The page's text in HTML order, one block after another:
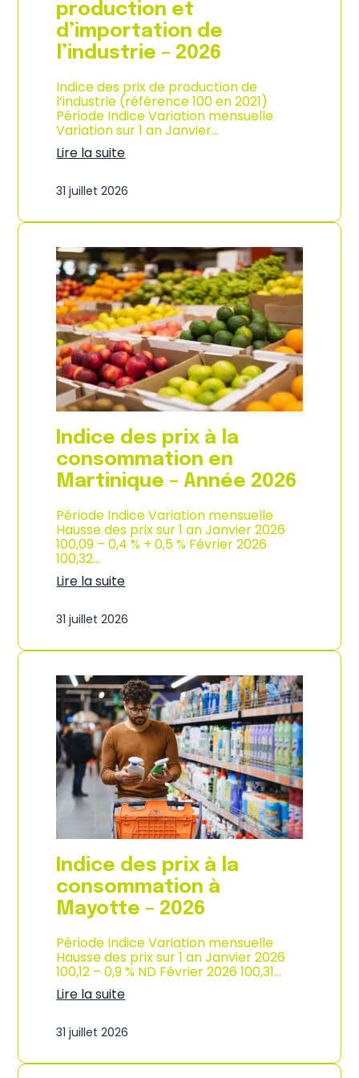
s
o
m
m
a
i
o
n
e
n
G
a
e
o
u
p
e
–
A
n
n
é
e
2
0
2
6
production et
d’importation de
l’industrie – 2026
Indice des prix de production de
l’industrie (référence 100 en 2021)
Période Indice Variation mensuelle
Variation sur 1 an Janvier…
Lire la suite
n
i
e
d
e
s
p
r
i
x
d
e
p
r
o
d
u
c
t
o
n
e
’
m
p
r
t
a
t
i
o
n
d
e
l
’
i
n
d
u
s
t
r
i
–
2
0
6
31 juillet 2026
Indice des prix à la
consommation en
Martinique – Année 2026
Période Indice Variation mensuelle
Hausse des prix sur 1 an Janvier 2026
100,09 – 0,4 % + 0,5 % Février 2026
100,32…
Lire la suite
n
i
e
d
e
s
r
i
x
à
l
a
c
o
n
s
o
m
a
t
i
n
n
M
31 juillet 2026
Indice des prix à la
consommation à
Mayotte – 2026
Période Indice Variation mensuelle
Hausse des prix sur 1 an Janvier 2026
100,12 – 0,9 % ND Février 2026 100,31…
Lire la suite
n
i
31 juillet 2026